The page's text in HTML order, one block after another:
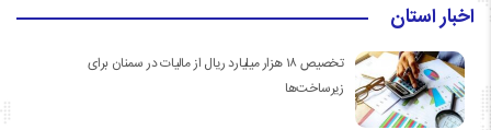
اخبار استان
تخصیص ۱۸ هزار میلیارد ریال از مالیات در سمنان برای
زیرساخت‌ها